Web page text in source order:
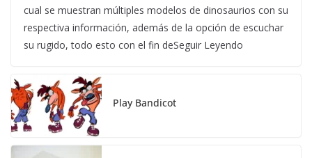
cual se muestran múltiples modelos de dinosaurios con su
respectiva información, además de la opción de escuchar
su rugido, todo esto con el fin deSeguir Leyendo
Play Bandicot